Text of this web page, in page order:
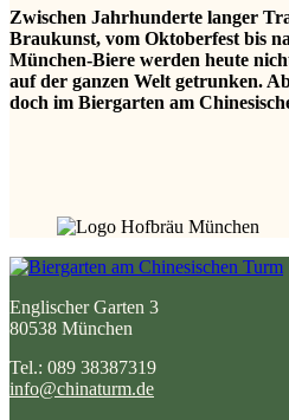
Zwischen Jahrhunderte langer
Braukunst, vom Oktoberfest bis
München-Biere werden heute
auf der ganzen Welt getrunken.
doch im Biergarten am
Englischer Garten 3
80538 München
Tel.: 089 38387319
info@chinaturm.de